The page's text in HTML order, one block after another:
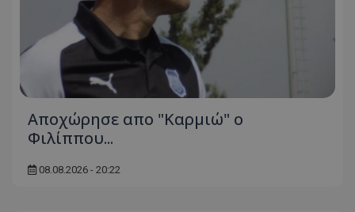
Aποχώρησε απο "Καρμιώ" ο
Φιλίππου...
08.08.2026 - 20:22